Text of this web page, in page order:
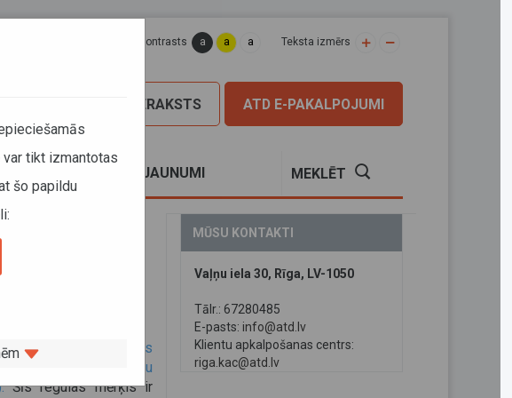
Lapas kontrasts a a a Teksta izmērs
ATD E-PAKALPOJUMI
PIERAKSTS
JAUNUMI MEKLĒT
aizsargātas ar
Eiropas
par dzelzceļa pasažieru
Šīs regulas mērķis ir
MŪSU KONTAKTI
Vaļņu iela 30, Rīga, LV-1050
Tālr.: 67280485
E-pasts: info@atd.lv
Klientu apkalpošanas centrs:
riga.kac@atd.lv
tikt izmantotas
šo papildu